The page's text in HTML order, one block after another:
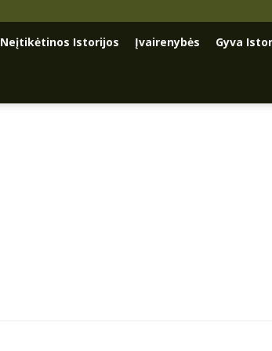
Neįtikėtinos Istorijos Įvairenybės Gyva